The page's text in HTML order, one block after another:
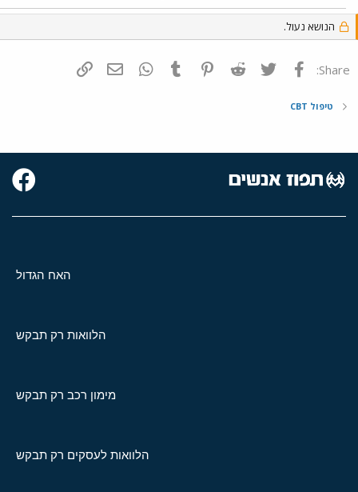
הנושא נעול.
Share: פייסבוק Twitter
Reddit
Pinterest
Tumblr
WhatsAppדואר אלקטרוני
טיפול CBT
האח הגדול
הלוואות רק תבקש
מימון רכב רק תבקש
הלוואות לעסקים רק תבקש